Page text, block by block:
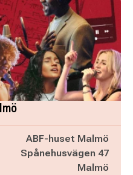
ABF-huset Malmö
Spånehusvägen 47
Malmö